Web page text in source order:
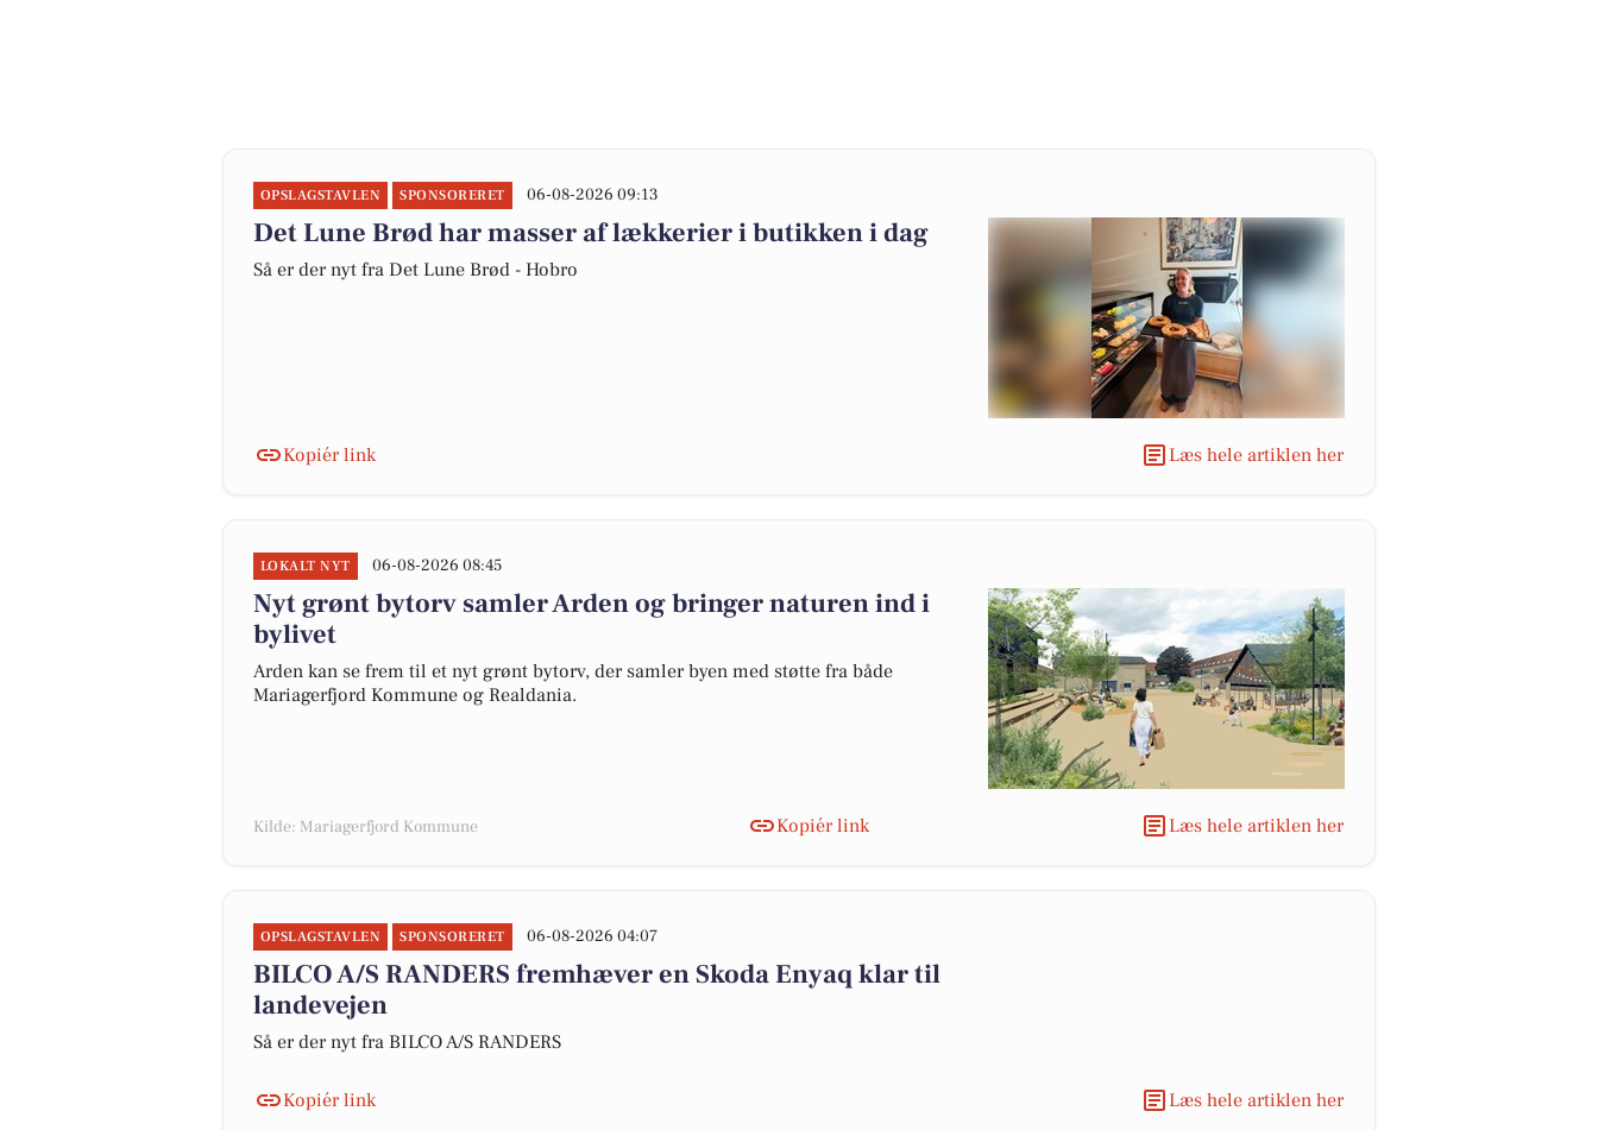
OPSLAGSTAVLEN SPONSORERET 06-08-2026 09:13
Det Lune Brød har masser af lækkerier i butikken i dag
Så er der nyt fra Det Lune Brød - Hobro
Kopiér link Læs hele artiklen her
LOKALT NYT 06-08-2026 08:45
Nyt grønt bytorv samler Arden og bringer naturen ind i
bylivet
Arden kan se frem til et nyt grønt bytorv, der samler byen med støtte fra både
Mariagerfjord Kommune og Realdania.
Kilde: Mariagerfjord Kommune Kopiér link Læs hele artiklen her
OPSLAGSTAVLEN SPONSORERET 06-08-2026 04:07
BILCO A/S RANDERS fremhæver en Skoda Enyaq klar til
landevejen
Så er der nyt fra BILCO A/S RANDERS
Kopiér link Læs hele artiklen her